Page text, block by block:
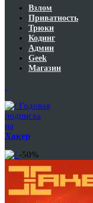
Взлом
Приватность
Трюки
Кодинг
Админ
Geek
Магазин
Годовая
подписка
на
Хакер
-50%